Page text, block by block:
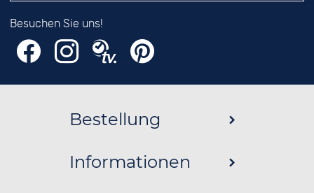
Besuchen Sie uns!
Bestellung
Informationen